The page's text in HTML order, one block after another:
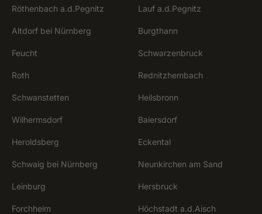
Röthenbach a.d.Pegnitz Lauf a.d.Pegnitz
Altdorf bei Nürnberg Burgthann
Feucht Schwarzenbruck
Roth Rednitzhembach
Schwanstetten Heilsbronn
Wilhermsdorf Baiersdorf
Heroldsberg Eckental
Schwaig bei Nürnberg Neunkirchen am Sand
Leinburg Hersbruck
Forchheim Höchstadt a.d.Aisch